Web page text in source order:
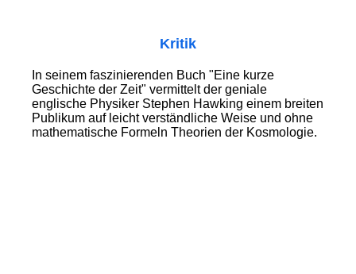
Kritik
In seinem faszinierenden Buch "Eine kurze
Geschichte der Zeit" vermittelt der geniale
englische Physiker Stephen Hawking einem breiten
Publikum auf leicht verständliche Weise und ohne
mathematische Formeln Theorien der Kosmologie.